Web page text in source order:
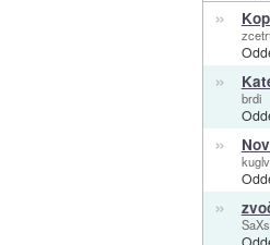
»
»
brdi
»
»